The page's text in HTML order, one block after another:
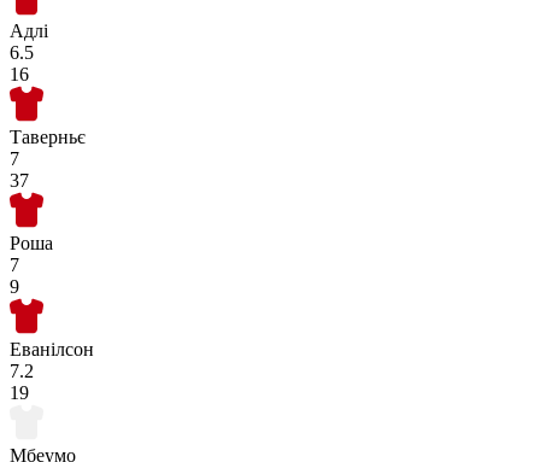
Адлі
6.5
16
Таверньє
7
37
Роша
7
9
Еванілсон
7.2
19
Мбеумо